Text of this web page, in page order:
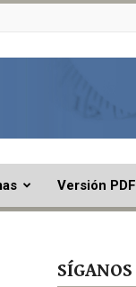
Versión PDF
SÍGANOS